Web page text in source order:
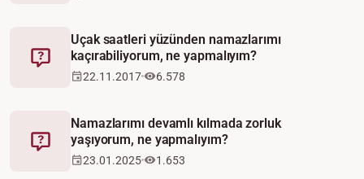
Fetva
Uçak saatleri yüzünden namazlarımı
kaçırabiliyorum, ne yapmalıyım?
22.11.2017 6.578
Fetva
Namazlarımı devamlı kılmada zorluk
yaşıyorum, ne yapmalıyım?
23.01.2025 1.653